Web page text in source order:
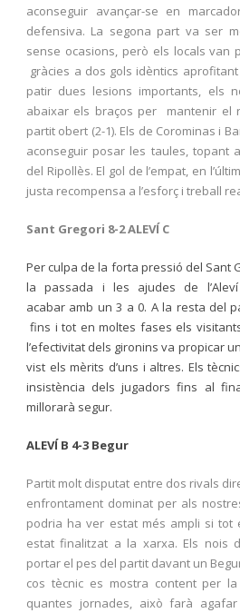
aconseguir avançar-se en
defensiva. La segona part va ser
sense ocasions, però els locals van
gràcies a dos gols idèntics
patir dues lesions importants, els
abaixar els braços per mantenir el
partit obert (2-1). Els de Corominas i
aconseguir posar les taules, topant
del Ripollès. El gol de l’empat, en
justa recompensa a l’esforç i treball
Sant Gregori 8-2 ALEVÍ C
Per culpa de la forta pressió del Sant
la passada i les ajudes de
acabar amb un 3 a 0. A la resta del
fins i tot en moltes fases els
l’efectivitat dels gironins va propicar
vist els mèrits d’uns i altres. Els
insistència dels jugadors fins al
millorarà segur.
ALEVÍ B 4-3 Begur
Partit molt disputat entre dos rivals
enfrontament dominat per als
podria ha ver estat més ampli si tot
estat finalitzat a la xarxa. Els nois
portar el pes del partit davant un
cos tècnic es mostra content per la
quantes jornades, això farà